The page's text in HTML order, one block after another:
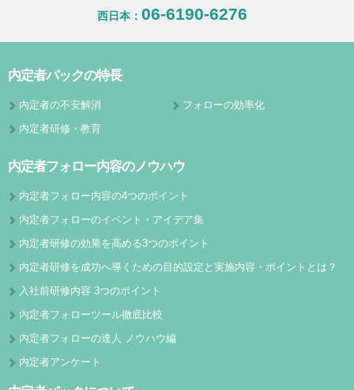
西日本： 06-6190-6276
内定者パックの特長
内定者の不安解消
フォローの効率化
内定者研修・教育
内定者フォロー内容のノウハウ
内定者フォロー内容の4つのポイント
内定者フォローのイベント・アイデア集
内定者研修の効果を高める3つのポイント
内定者研修を成功へ導くための目的設定と実施内容・ポイントとは？
入社前研修内容 3つのポイント
内定者フォローツール徹底比較
内定者フォローの達人 ノウハウ編
内定者アンケート